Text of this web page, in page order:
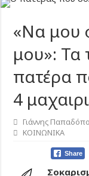
«Να μου
μου»: Τα
πατέρα
4
Γιάννης
ΚΟΙΝΩΝΙΚΑ
Share